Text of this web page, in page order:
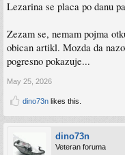
Lezarina se placa po danu
Zezam se, nemam pojma
obican artikl. Mozda da
pogresno pokazuje...
May 25, 2026
dino73n likes this.
dino73n
Veteran foruma